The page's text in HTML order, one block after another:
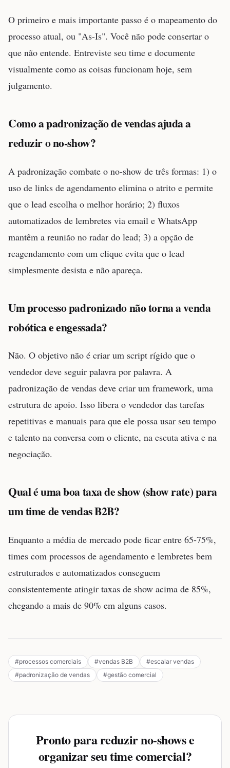
O primeiro e mais importante passo é o mapeamento do
processo atual, ou "As-Is". Você não pode consertar o
que não entende. Entreviste seu time e documente
visualmente como as coisas funcionam hoje, sem
julgamento.
Como a padronização de vendas ajuda a
reduzir o no-show?
A padronização combate o no-show de três formas: 1) o
uso de links de agendamento elimina o atrito e permite
que o lead escolha o melhor horário; 2) fluxos
automatizados de lembretes via email e WhatsApp
mantêm a reunião no radar do lead; 3) a opção de
reagendamento com um clique evita que o lead
simplesmente desista e não apareça.
Um processo padronizado não torna a venda
robótica e engessada?
Não. O objetivo não é criar um script rígido que o
vendedor deve seguir palavra por palavra. A
padronização de vendas deve criar um framework, uma
estrutura de apoio. Isso libera o vendedor das tarefas
repetitivas e manuais para que ele possa usar seu tempo
e talento na conversa com o cliente, na escuta ativa e na
negociação.
Qual é uma boa taxa de show (show rate) para
um time de vendas B2B?
Enquanto a média de mercado pode ficar entre 65-75%,
times com processos de agendamento e lembretes bem
estruturados e automatizados conseguem
consistentemente atingir taxas de show acima de 85%,
chegando a mais de 90% em alguns casos.
#processos comerciais #vendas B2B #escalar vendas
#padronização de vendas #gestão comercial
Pronto para reduzir no-shows e
organizar seu time comercial?